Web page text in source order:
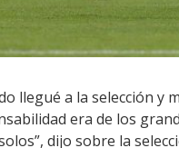
llegué a la selección y
era de los
dijo sobre la